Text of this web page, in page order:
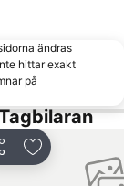
ändras
hittar exakt
på
Lägg till i